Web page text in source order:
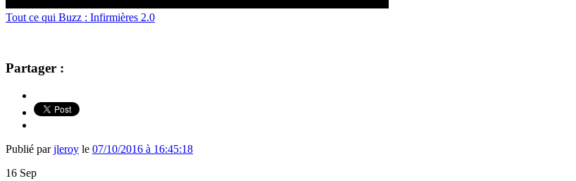
Tout ce qui Buzz : Infirmières 2.0
Partager :
Publié parjleroy le 07/10/2016 à 16:45:18
16 Sep